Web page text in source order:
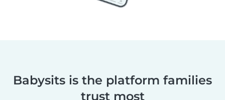
Babysits is the platform families
trust most